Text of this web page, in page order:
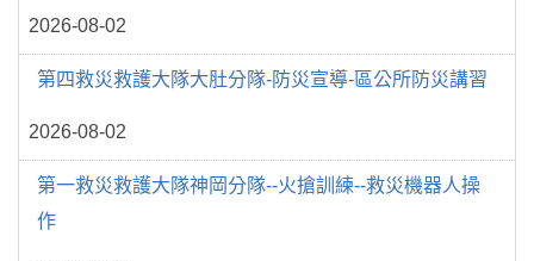
2026-08-02
第四救災救護大隊大肚分隊-防災宣導-區公所防災講習
2026-08-02
第一救災救護大隊神岡分隊--火搶訓練--救災機器人操
作